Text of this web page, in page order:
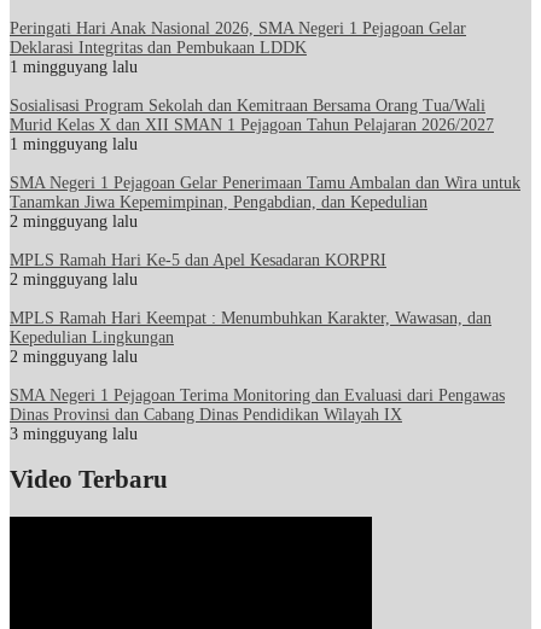
Peringati Hari Anak Nasional 2026, SMA Negeri 1 Pejagoan Gelar
Deklarasi Integritas dan Pembukaan LDDK
1 mingguyang lalu
Sosialisasi Program Sekolah dan Kemitraan Bersama Orang Tua/Wali
Murid Kelas X dan XII SMAN 1 Pejagoan Tahun Pelajaran 2026/2027
1 mingguyang lalu
SMA Negeri 1 Pejagoan Gelar Penerimaan Tamu Ambalan dan Wira untuk
Tanamkan Jiwa Kepemimpinan, Pengabdian, dan Kepedulian
2 mingguyang lalu
MPLS Ramah Hari Ke-5 dan Apel Kesadaran KORPRI
2 mingguyang lalu
MPLS Ramah Hari Keempat : Menumbuhkan Karakter, Wawasan, dan
Kepedulian Lingkungan
2 mingguyang lalu
SMA Negeri 1 Pejagoan Terima Monitoring dan Evaluasi dari Pengawas
Dinas Provinsi dan Cabang Dinas Pendidikan Wilayah IX
3 mingguyang lalu
Video Terbaru